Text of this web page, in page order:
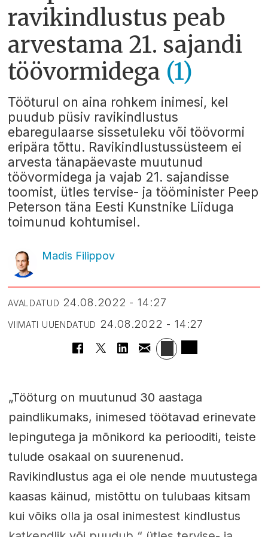
ravikindlustus peab
arvestama 21. sajandi
töövormidega (1)
Tööturul on aina rohkem inimesi, kel
puudub püsiv ravikindlustus
ebaregulaarse sissetuleku või töövormi
eripära tõttu. Ravikindlustussüsteem ei
arvesta tänapäevaste muutunud
töövormidega ja vajab 21. sajandisse
toomist, ütles tervise- ja tööminister Peep
Peterson täna Eesti Kunstnike Liiduga
toimunud kohtumisel.
Madis Filippov
AVALDATUD 24.08.2022 - 14:27
VIIMATI UUENDATUD 24.08.2022 - 14:27
„Tööturg on muutunud 30 aastaga
paindlikumaks, inimesed töötavad erinevate
lepingutega ja mõnikord ka periooditi, teiste
tulude osakaal on suurenenud.
Ravikindlustus aga ei ole nende muutustega
kaasas käinud, mistõttu on tulubaas kitsam
kui võiks olla ja osal inimestest kindlustus